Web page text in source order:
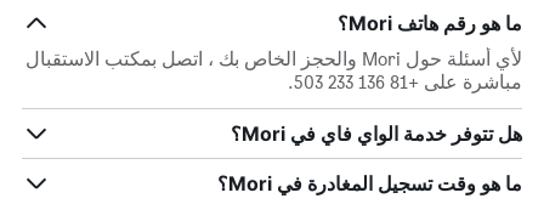
ما هو رقم هاتف Mori؟
لأي أسئلة حول Mori والحجز الخاص بك ، اتصل بمكتب الاستقبال
مباشرة على +81 136 233 503.
هل تتوفر خدمة الواي فاي في Mori؟
ما هو وقت تسجيل المغادرة في Mori؟